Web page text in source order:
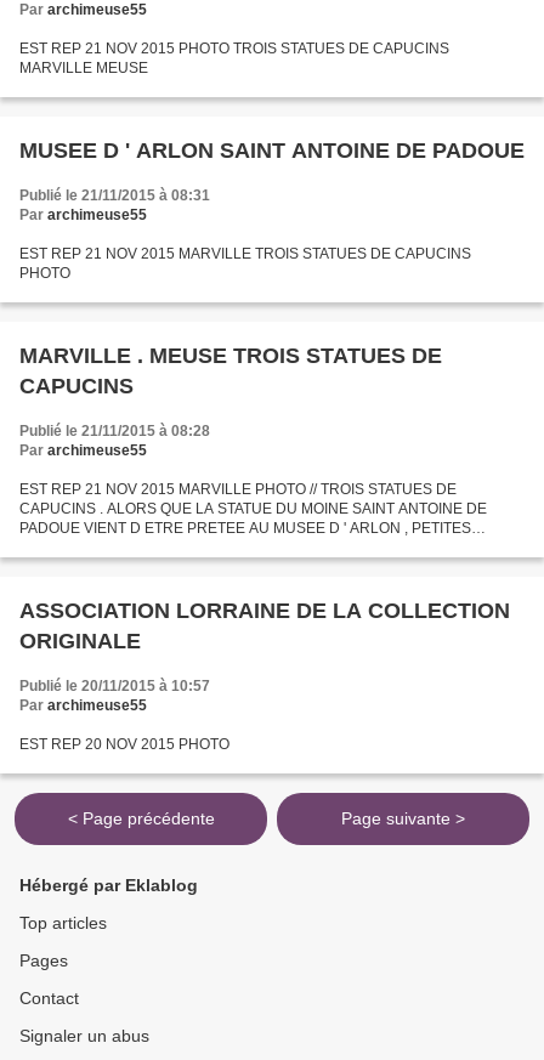
Par archimeuse55
EST REP 21 NOV 2015 PHOTO TROIS STATUES DE CAPUCINS
MARVILLE MEUSE
MUSEE D ' ARLON SAINT ANTOINE DE PADOUE
Publié le 21/11/2015 à 08:31
Par archimeuse55
EST REP 21 NOV 2015 MARVILLE TROIS STATUES DE CAPUCINS
PHOTO
MARVILLE . MEUSE TROIS STATUES DE
CAPUCINS
Publié le 21/11/2015 à 08:28
Par archimeuse55
EST REP 21 NOV 2015 MARVILLE PHOTO // TROIS STATUES DE
CAPUCINS . ALORS QUE LA STATUE DU MOINE SAINT ANTOINE DE
PADOUE VIENT D ETRE PRETEE AU MUSEE D ' ARLON , PETITES
DE CANTALICE ET FIDELE DE...
ASSOCIATION LORRAINE DE LA COLLECTION
ORIGINALE
Publié le 20/11/2015 à 10:57
Par archimeuse55
EST REP 20 NOV 2015 PHOTO
< Page précédente Page suivante >
Hébergé par Eklablog
Top articles
Pages
Contact
Signaler un abus